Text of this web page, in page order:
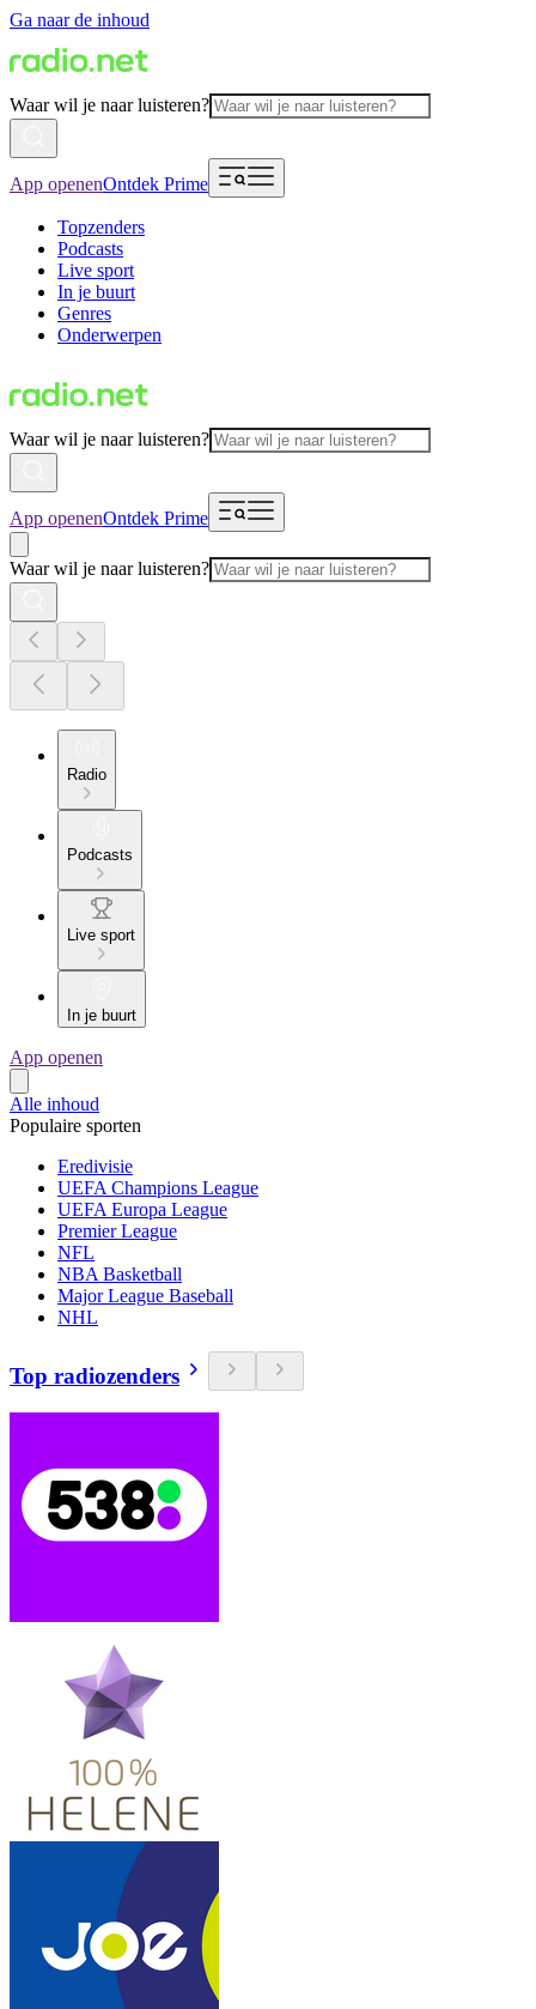
Ga naar de inhoud
Waar wil je naar luisteren?
App openenOntdek Prime
Topzenders
Podcasts
Live sport
In je buurt
Genres
Onderwerpen
Waar wil je naar luisteren?
App openenOntdek Prime
Waar wil je naar luisteren?
Radio
Podcasts
Live sport
In je buurt
App openen
Alle inhoud
Populaire sporten
Eredivisie
UEFA Champions League
UEFA Europa League
Premier League
NFL
NBA Basketball
Major League Baseball
NHL
Top radiozenders